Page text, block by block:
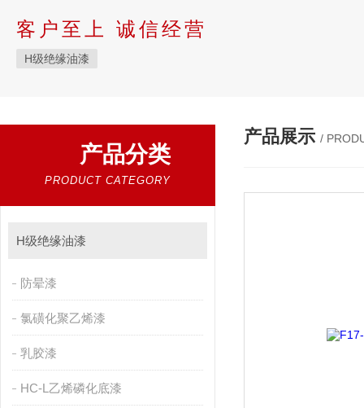
客户至上 诚信经营
H级绝缘油漆
产品分类
PRODUCT CATEGORY
H级绝缘油漆
防晕漆
氯磺化聚乙烯漆
乳胶漆
HC-L乙烯磷化底漆
产品展示 /